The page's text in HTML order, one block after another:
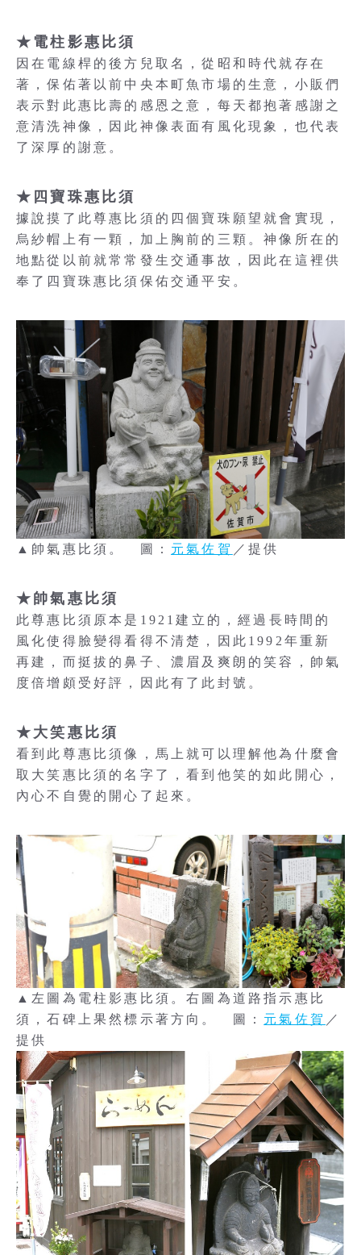
★電柱影惠比須
因在電線桿的後方兒取名，從昭和時代就存在
著，保佑著以前中央本町魚市場的生意，小販們
表示對此惠比壽的感恩之意，每天都抱著感謝之
意清洗神像，因此神像表面有風化現象，也代表
了深厚的謝意。
★四寶珠惠比須
據說摸了此尊惠比須的四個寶珠願望就會實現，
烏紗帽上有一顆，加上胸前的三顆。神像所在的
地點從以前就常常發生交通事故，因此在這裡供
奉了四寶珠惠比須保佑交通平安。
▲帥氣惠比須。 圖： 元氣佐賀 ／提供
★帥氣惠比須
此尊惠比須原本是1921建立的，經過長時間的
風化使得臉變得看得不清楚，因此1992年重新
再建，而挺拔的鼻子、濃眉及爽朗的笑容，帥氣
度倍增頗受好評，因此有了此封號。
★大笑惠比須
看到此尊惠比須像，馬上就可以理解他為什麼會
取大笑惠比須的名字了，看到他笑的如此開心，
內心不自覺的開心了起來。
▲左圖為電柱影惠比須。右圖為道路指示惠比
須，石碑上果然標示著方向。 圖： 元氣佐賀 ／
提供